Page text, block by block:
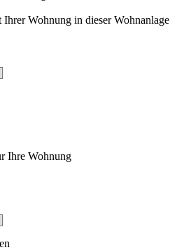
Wohnung in dieser Wohnanlage
Ihre Wohnung